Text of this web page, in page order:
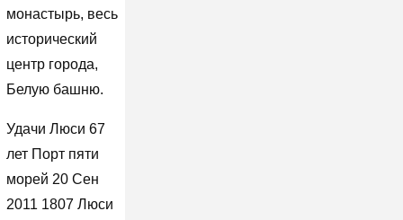
монастырь, весь
исторический
центр города,
Белую башню.
Удачи Люси 67
лет Порт пяти
морей 20 Сен
2011 1807 Люси